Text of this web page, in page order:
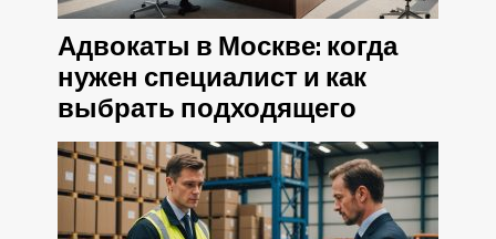
Адвокаты в Москве: когда
нужен специалист и как
выбрать подходящего